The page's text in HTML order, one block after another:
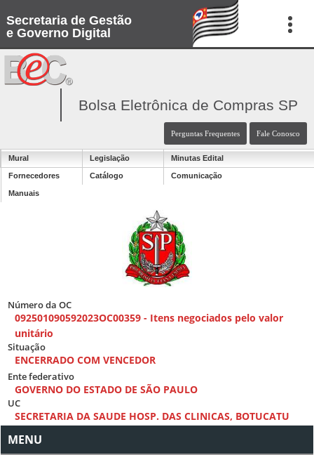
Secretaria de Gestão
e Governo Digital
Bolsa Eletrônica de Compras SP
Perguntas Frequentes Fale Conosco
Mural Legislação Minutas Edital
Fornecedores Catálogo Comunicação
Manuais
Número da OC
092501090592023OC00359 - Itens negociados pelo valor
unitário
Situação
ENCERRADO COM VENCEDOR
Ente federativo
GOVERNO DO ESTADO DE SÃO PAULO
UC
SECRETARIA DA SAUDE HOSP. DAS CLINICAS, BOTUCATU